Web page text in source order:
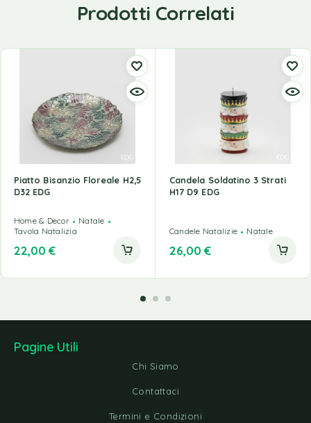
Prodotti Correlati
Piatto Bisanzio Floreale H2,5
D32 EDG
Home & Decor
Natale
Tavola Natalizia
22,00 €
Candela Soldatino 3 Strati
H17 D9 EDG
Candele Natalizie Natale
26,00 €
Pagine Utili
Chi Siamo
Contattaci
Termini e Condizioni